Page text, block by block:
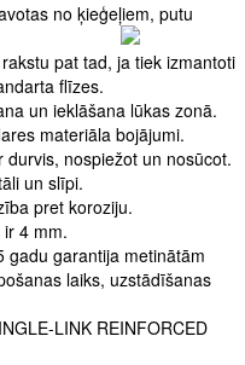
no ķieģeļiem, putu
pat tad, ja tiek izmantoti
flīzes.
un ieklāšana lūkas zonā.
materiāla bojājumi.
nospiežot un nosūcot.
un slīpi.
pret koroziju.
4 mm.
gadu garantija metinātām
laiks, uzstādīšanas
LINK REINFORCED